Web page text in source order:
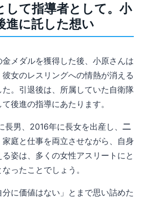
して指導者として。小
進に託した想い
メダルを獲得した後、小原さんは
女のレスリングへの情熱が消える
。引退後は、所属していた自衛隊
後進の指導にあたります。
男、2016年に長女を出産し、 二
家庭と仕事を両立させながら、自身
姿は、多くの女性アスリートにと
ったことでしょう。
に価値はない」とまで思い詰めた